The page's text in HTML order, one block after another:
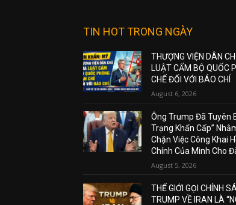
TIN HOT TRONG NGÀY
THƯỢNG VIỆN DÂN
LUẬT CẤM BỘ QUỐC
CHẾ ĐỐI VỚI BÁO CHÍ
August 6, 2026
Ông Trump Đã Tuyên
Trạng Khẩn Cấp”
Chặn Việc Công Khai
Chính Của Mình Cho
August 5, 2026
THẾ GIỚI GỌI CHÍNH
TRUMP VỀ IRAN LÀ